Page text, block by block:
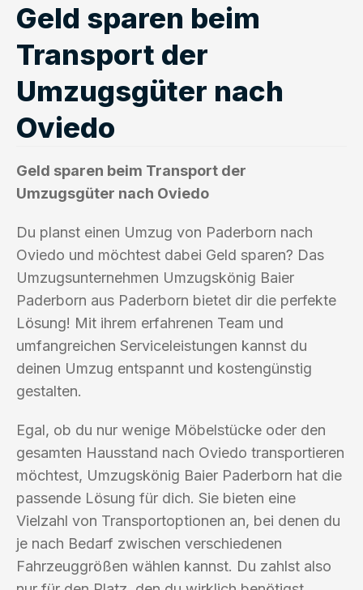
Geld sparen beim
Transport der
Umzugsgüter nach
Oviedo
Geld sparen beim Transport der
Umzugsgüter nach Oviedo
Du planst einen Umzug von Paderborn nach
Oviedo und möchtest dabei Geld sparen? Das
Umzugsunternehmen Umzugskönig Baier
Paderborn aus Paderborn bietet dir die perfekte
Lösung! Mit ihrem erfahrenen Team und
umfangreichen Serviceleistungen kannst du
deinen Umzug entspannt und kostengünstig
gestalten.
Egal, ob du nur wenige Möbelstücke oder den
gesamten Hausstand nach Oviedo transportieren
möchtest, Umzugskönig Baier Paderborn hat die
passende Lösung für dich. Sie bieten eine
Vielzahl von Transportoptionen an, bei denen du
je nach Bedarf zwischen verschiedenen
Fahrzeuggrößen wählen kannst. Du zahlst also